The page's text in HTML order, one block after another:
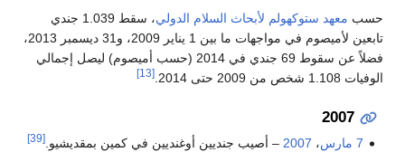
حسب معهد ستوكهولم لأبحاث السلام الدولي
، سقط 1.039 جندي
تابعين لأميصوم في مواجهات ما بين 1 يناير 2009، و31 ديسمبر 2013،
فضلاً عن سقوط 69 جندي في 2014 (حسب أميصوم) ليصل إجمالي
الوفيات 1.108 شخص من 2009 حتى 2014.
[13]
2007
7 مارس ، 2007 – أصيب جنديين أوغنديين في كمين بمقديشيو.[39]